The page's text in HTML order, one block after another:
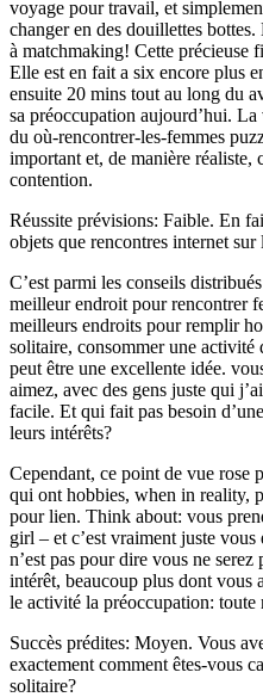
voyage pour travail, et
changer en des douillettes
à matchmaking! Cette précieuse
Elle est en fait a six encore plus
ensuite 20 mins tout au long du
sa préoccupation aujourd’hui. La
du où-rencontrer-les-femmes
important et, de manière réaliste,
contention.
Réussite prévisions: Faible. En
objets que rencontres internet sur
C’est parmi les conseils
meilleur endroit pour rencontrer
meilleurs endroits pour remplir
solitaire, consommer une
peut être une excellente idée.
aimez, avec des gens juste qui
facile. Et qui fait pas besoin
leurs intérêts?
Cependant, ce point de vue rose
qui ont hobbies, when in reality,
pour lien. Think about: vous
girl – et c’est vraiment juste
n’est pas pour dire vous ne
intérêt, beaucoup plus dont vous
le activité la préoccupation: toute
Succès prédites: Moyen. Vous
exactement comment êtes-vous
solitaire?